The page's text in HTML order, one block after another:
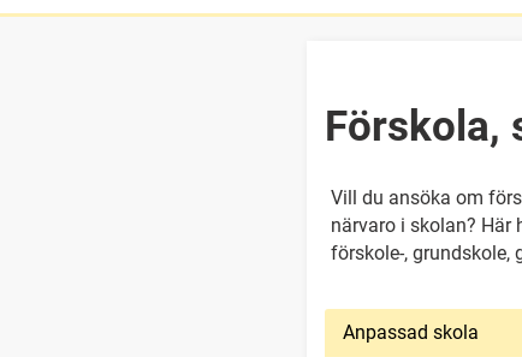
Förskola,
Vill du ansöka om
närvaro i skolan? Här
förskole-, grundskole,
Anpassad skola